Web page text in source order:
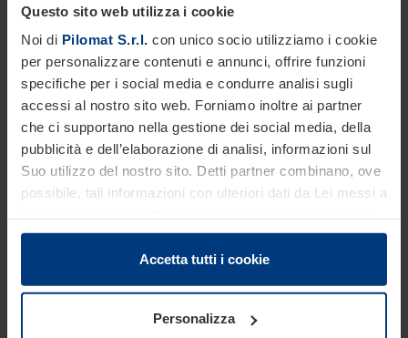
Questo sito web utilizza i cookie
Noi di Pilomat S.r.l. con unico socio utilizziamo i cookie
per personalizzare contenuti e annunci, offrire funzioni
specifiche per i social media e condurre analisi sugli
accessi al nostro sito web. Forniamo inoltre ai partner
che ci supportano nella gestione dei social media, della
pubblicità e dell’elaborazione di analisi, informazioni sul
Suo utilizzo del nostro sito. Detti partner combinano, ove
possibile, tali informazioni con ulteriori dati da Lei messi a
con il Suo impiego dei servizi offerti.
Le disposizioni di legge ci autorizzano a salvare i cookie
sul Suo dispositivo in tutti quei casi in cui essi sono
sito. Per tutti gli altri tipi di cookie, necessitiamo del Suo
Accetta tutti i cookie
Personalizza